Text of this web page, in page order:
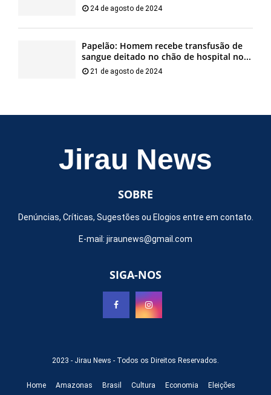
24 de agosto de 2024
Papelão: Homem recebe transfusão de
sangue deitado no chão de hospital no...
21 de agosto de 2024
Jirau News
SOBRE
Denúncias, Críticas, Sugestões ou Elogios entre em contato.
E-mail: jiraunews@gmail.com
SIGA-NOS
2023 - Jirau News - Todos os Direitos Reservados.
Home Amazonas Brasil Cultura Economia Eleições